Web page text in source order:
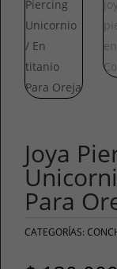
Joya
Para
CATEGORÍAS: